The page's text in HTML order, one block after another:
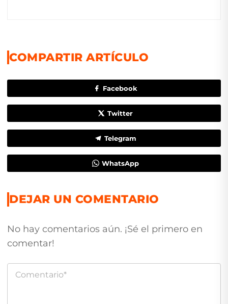
COMPARTIR ARTÍCULO
Facebook
Twitter
Telegram
WhatsApp
DEJAR UN COMENTARIO
No hay comentarios aún. ¡Sé el primero en
comentar!